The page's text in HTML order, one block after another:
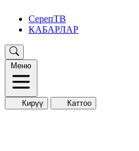
СерепТВ
КАБАРЛАР
Меню
Кирүү Каттоо